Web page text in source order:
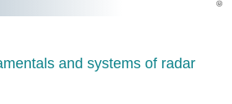
and systems of radar